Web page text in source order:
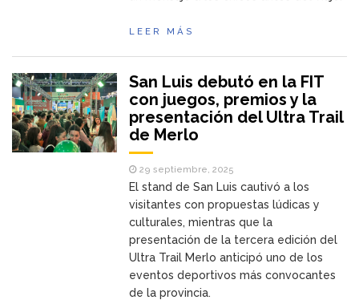
LEER MÁS
San Luis debutó en la FIT
con juegos, premios y la
presentación del Ultra Trail
de Merlo
29 septiembre, 2025
El stand de San Luis cautivó a los
visitantes con propuestas lúdicas y
culturales, mientras que la
presentación de la tercera edición del
Ultra Trail Merlo anticipó uno de los
eventos deportivos más convocantes
de la provincia.